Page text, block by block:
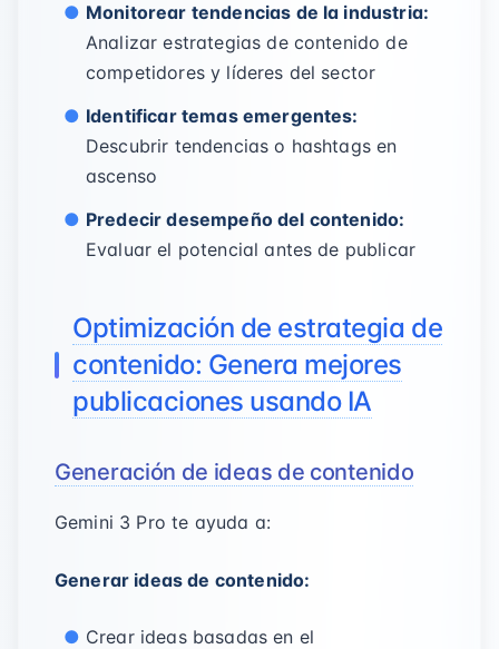
Monitorear tendencias de la industria:
Analizar estrategias de contenido de
competidores y líderes del sector
Identificar temas emergentes:
Descubrir tendencias o hashtags en
ascenso
Predecir desempeño del contenido:
Evaluar el potencial antes de publicar
Optimización de estrategia de
contenido: Genera mejores
publicaciones usando IA
Generación de ideas de contenido
Gemini 3 Pro te ayuda a:
Generar ideas de contenido:
Crear ideas basadas en el